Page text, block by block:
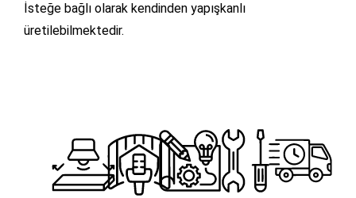
İsteğe bağlı olarak kendinden yapışkanlı
üretilebilmektedir.